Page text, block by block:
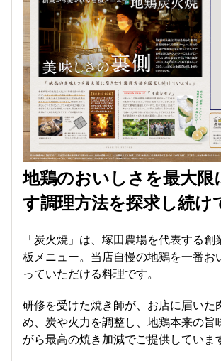
地鶏のおいしさを最大限
す調理方法を探求し続け
「炭火焼」は、塚田農場を代表する
板メニュー。当店自慢の地鶏を一番お
っていただける料理です。
研修を受けた焼き師が、お店に届いた
め、炭や火力を調整し、地鶏本来の旨
がら最高の焼き加減でご提供していま